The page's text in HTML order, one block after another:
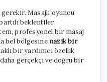
Masajlı oyuncu
beklentiler
profesyonel bir masaj
bel bölgesine nazik bir
bir yardımcı özellik
gerçekçi ve doğru bir